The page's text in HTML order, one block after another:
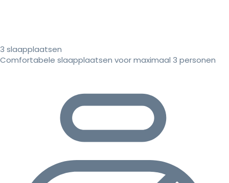
3 slaapplaatsen
Comfortabele slaapplaatsen voor maximaal 3 personen